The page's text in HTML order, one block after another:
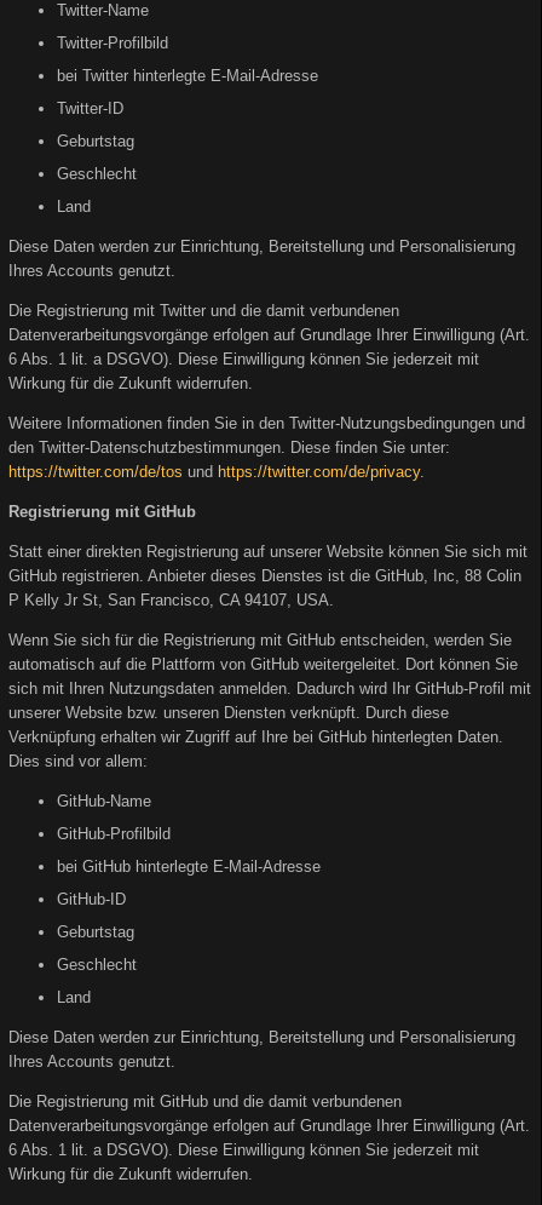
Twitter-Name
Twitter-Profilbild
bei Twitter hinterlegte E-Mail-Adresse
Twitter-ID
Geburtstag
Geschlecht
Land
Diese Daten werden zur Einrichtung, Bereitstellung und Personalisierung
Ihres Accounts genutzt.
Die Registrierung mit Twitter und die damit verbundenen
Datenverarbeitungsvorgänge erfolgen auf Grundlage Ihrer Einwilligung (Art.
6 Abs. 1 lit. a DSGVO). Diese Einwilligung können Sie jederzeit mit
Wirkung für die Zukunft widerrufen.
Weitere Informationen finden Sie in den Twitter-Nutzungsbedingungen und
den Twitter-Datenschutzbestimmungen. Diese finden Sie unter:
https://twitter.com/de/tos und https://twitter.com/de/privacy.
Registrierung mit GitHub
Statt einer direkten Registrierung auf unserer Website können Sie sich mit
GitHub registrieren. Anbieter dieses Dienstes ist die GitHub, Inc, 88 Colin
P Kelly Jr St, San Francisco, CA 94107, USA.
Wenn Sie sich für die Registrierung mit GitHub entscheiden, werden Sie
automatisch auf die Plattform von GitHub weitergeleitet. Dort können Sie
sich mit Ihren Nutzungsdaten anmelden. Dadurch wird Ihr GitHub-Profil mit
unserer Website bzw. unseren Diensten verknüpft. Durch diese
Verknüpfung erhalten wir Zugriff auf Ihre bei GitHub hinterlegten Daten.
Dies sind vor allem:
GitHub-Name
GitHub-Profilbild
bei GitHub hinterlegte E-Mail-Adresse
GitHub-ID
Geburtstag
Geschlecht
Land
Diese Daten werden zur Einrichtung, Bereitstellung und Personalisierung
Ihres Accounts genutzt.
Die Registrierung mit GitHub und die damit verbundenen
Datenverarbeitungsvorgänge erfolgen auf Grundlage Ihrer Einwilligung (Art.
6 Abs. 1 lit. a DSGVO). Diese Einwilligung können Sie jederzeit mit
Wirkung für die Zukunft widerrufen.